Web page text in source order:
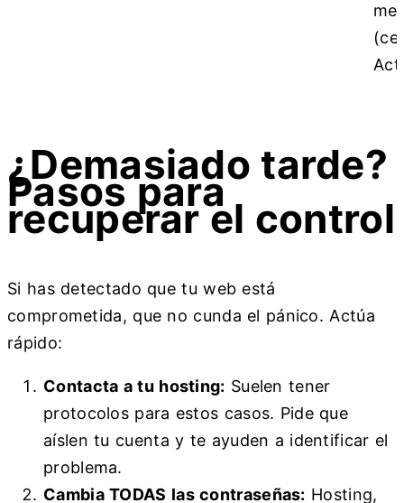
¿Demasiado tarde?
Pasos para
recuperar el control
Si has detectado que tu web está
comprometida, que no cunda el pánico. Actúa
rápido:
Contacta a tu hosting: Suelen tener
protocolos para estos casos. Pide que
aíslen tu cuenta y te ayuden a identificar el
problema.
Cambia TODAS las contraseñas: Hosting,